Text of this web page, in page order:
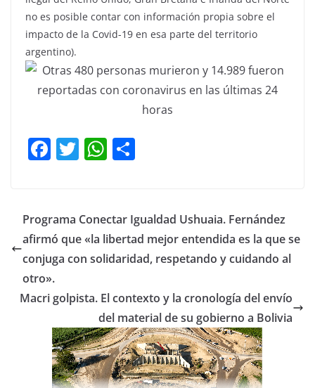
no es posible contar con información propia sobre el
impacto de la Covid-19 en esa parte del territorio
argentino).
F
e
b
o
o
k
T
er
W
s
A
p
p
ar
tir
Programa Conectar Igualdad Ushuaia. Fernández
afirmó que «la libertad mejor entendida es la que se
conjuga con solidaridad, respetando y cuidando al
otro».
Macri golpista. El contexto y la cronología del envío
del material de su gobierno a Bolivia